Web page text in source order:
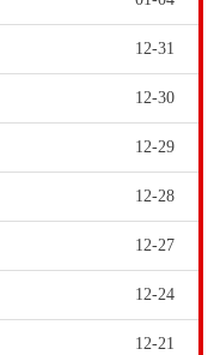
12-31
12-30
12-29
12-28
12-27
12-24
12-21